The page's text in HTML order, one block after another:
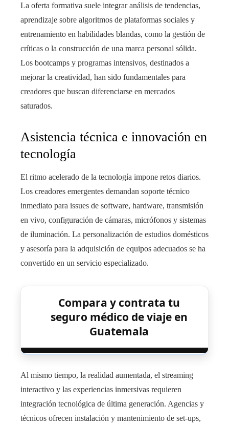
La oferta formativa suele integrar análisis de tendencias,
aprendizaje sobre algoritmos de plataformas sociales y
entrenamiento en habilidades blandas, como la gestión de
críticas o la construcción de una marca personal sólida.
Los bootcamps y programas intensivos, destinados a
mejorar la creatividad, han sido fundamentales para
creadores que buscan diferenciarse en mercados
saturados.
Asistencia técnica e innovación en
tecnología
El ritmo acelerado de la tecnología impone retos diarios.
Los creadores emergentes demandan soporte técnico
inmediato para issues de software, hardware, transmisión
en vivo, configuración de cámaras, micrófonos y sistemas
de iluminación. La personalización de estudios domésticos
y asesoría para la adquisición de equipos adecuados se ha
convertido en un servicio especializado.
Compara y contrata tu
seguro médico de viaje en
Guatemala
Al mismo tiempo, la realidad aumentada, el streaming
interactivo y las experiencias inmersivas requieren
integración tecnológica de última generación. Agencias y
técnicos ofrecen instalación y mantenimiento de set-ups,